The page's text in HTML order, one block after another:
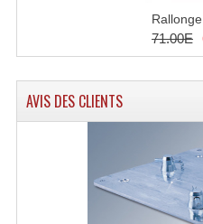
Sonorisation
Système
Angle AG29
Angle
71.00E
AVIS DES CLIENTS